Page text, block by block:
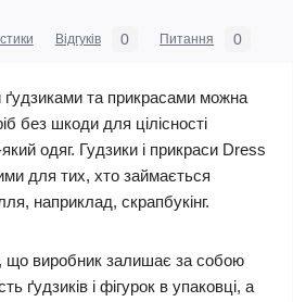
Відгуків 0 Питання 0
та прикрасами можна
без шкоди для цілісності
одяг. Гудзики і прикраси Dress
для тих, хто займається
наприклад, скрапбукінг.
що виробник залишає за собою
ґудзиків і фігурок в упаковці, а